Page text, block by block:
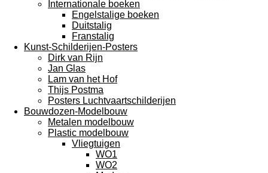
Internationale boeken
Engelstalige boeken
Duitstalig
Franstalig
Kunst-Schilderijen-Posters
Dirk van Rijn
Jan Glas
Lam van het Hof
Thijs Postma
Posters Luchtvaartschilderijen
Bouwdozen-Modelbouw
Metalen modelbouw
Plastic modelbouw
Vliegtuigen
WO1
WO2